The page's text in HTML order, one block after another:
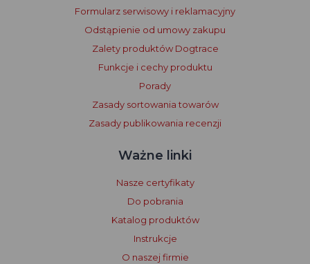
Formularz serwisowy i reklamacyjny
Odstąpienie od umowy zakupu
Zalety produktów Dogtrace
Funkcje i cechy produktu
Porady
Zasady sortowania towarów
Zasady publikowania recenzji
Ważne linki
Nasze certyfikaty
Do pobrania
Katalog produktów
Instrukcje
O naszej firmie